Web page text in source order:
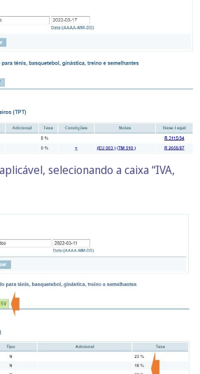
selecionando a caixa “IVA,